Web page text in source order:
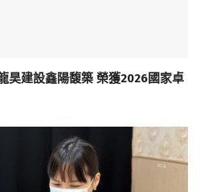
建設鑫陽馥築 榮獲2026國家卓